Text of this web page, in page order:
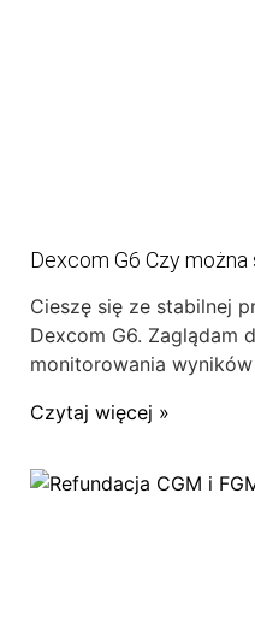
Dexcom G6 Czy można
Cieszę się ze stabilnej
Dexcom G6. Zaglądam
monitorowania
Czytaj więcej »